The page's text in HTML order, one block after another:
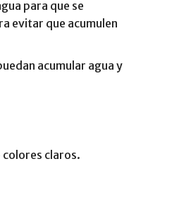
para que se
evitar que acumulen
acumular agua y
claros.